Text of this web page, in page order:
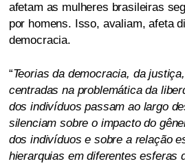
afetam as mulheres brasileiras
por homens. Isso, avaliam, afeta
democracia.
“Teorias da democracia, da
centradas na problemática da
dos indivíduos passam ao largo
silenciam sobre o impacto do
dos indivíduos e sobre a relação
hierarquias em diferentes esferas